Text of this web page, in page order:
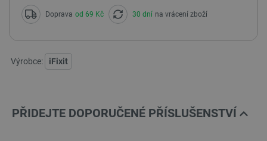
Doprava od 69 Kč 30 dní na vrácení zboží
Výrobce: iFixit
PŘIDEJTE DOPORUČENÉ PŘÍSLUŠENSTVÍ